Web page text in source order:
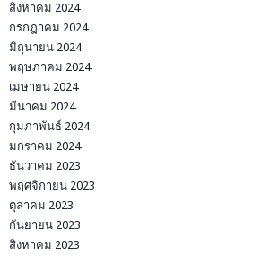
สิงหาคม 2024
กรกฎาคม 2024
มิถุนายน 2024
พฤษภาคม 2024
เมษายน 2024
มีนาคม 2024
กุมภาพันธ์ 2024
มกราคม 2024
ธันวาคม 2023
พฤศจิกายน 2023
ตุลาคม 2023
กันยายน 2023
สิงหาคม 2023